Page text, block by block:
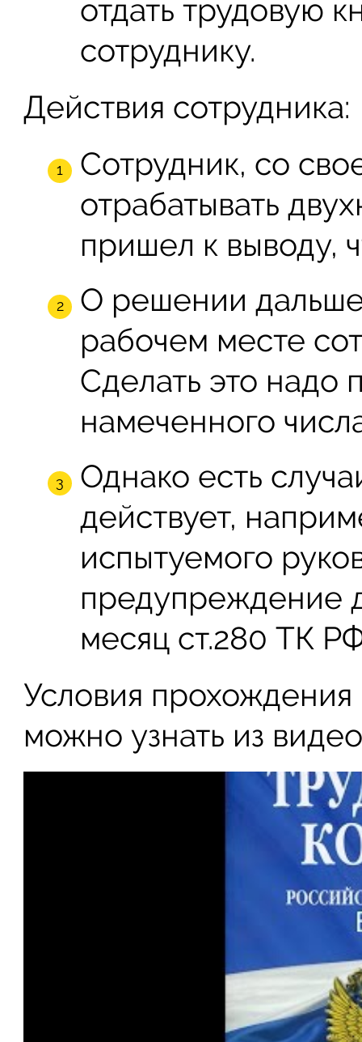
отдать трудовую
сотруднику.
Действия сотрудника:
Сотрудник, со
отрабатывать
пришел к выводу,
О решении дальше
рабочем месте
Сделать это надо
намеченного
Однако есть
действует,
испытуемого
предупреждение
месяц ст.280 ТК
Условия прохождения
можно узнать из